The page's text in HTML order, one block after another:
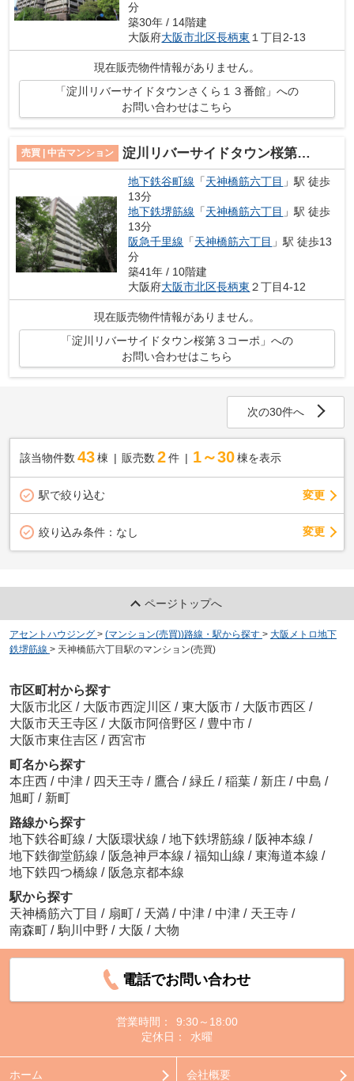
分
築30年 / 14階建
大阪府大阪市北区長柄東 １丁目2-13
現在販売物件情報がありません。
「淀川リバーサイドタウンさくら１３番館」への
お問い合わせはこちら
売買 | 中古マンション 淀川リバーサイドタウン桜第３コーポ
地下鉄谷町線 「天神橋筋六丁目 」駅 徒歩
13分
地下鉄堺筋線 「天神橋筋六丁目 」駅 徒歩
13分
阪急千里線 「天神橋筋六丁目 」駅 徒歩13
分
築41年 / 10階建
大阪府大阪市北区長柄東 ２丁目4-12
現在販売物件情報がありません。
「淀川リバーサイドタウン桜第３コーポ」への
お問い合わせはこちら
次の30件へ
該当物件数 43棟 販売数 2 件 1～30 棟を表示
駅で絞り込む 変更
絞り込み条件： なし 変更
ページトップへ
アセントハウジング > (マンション(売買))路線・駅から探す > 大阪メトロ地下
鉄堺筋線 > 天神橋筋六丁目駅のマンション(売買)
市区町村から探す
大阪市北区 / 大阪市西淀川区 / 東大阪市 / 大阪市西区 /
大阪市天王寺区 / 大阪市阿倍野区 / 豊中市 /
大阪市東住吉区 / 西宮市
町名から探す
本庄西 / 中津 / 四天王寺 / 鷹合 / 緑丘 / 稲葉 / 新庄 / 中島 /
旭町 / 新町
路線から探す
地下鉄谷町線 / 大阪環状線 / 地下鉄堺筋線 / 阪神本線 /
地下鉄御堂筋線 / 阪急神戸本線 / 福知山線 / 東海道本線 /
地下鉄四つ橋線 / 阪急京都本線
駅から探す
天神橋筋六丁目 / 扇町 / 天満 / 中津 / 中津 / 天王寺 /
南森町 / 駒川中野 / 大阪 / 大物
電話でお問い合わせ
営業時間：
9:30～18:00
定休日：
水曜
ホーム 会社概要